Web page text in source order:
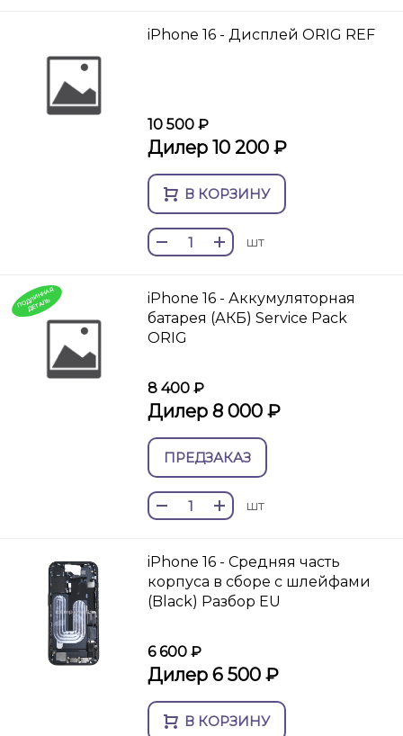
iPhone 16 - Дисплей ORIG REF
10 500 ₽
Дилер 10 200 ₽
В КОРЗИНУ
шт
П
О
Д
Л
И
Н
Н
А
Я
ДЕТ
А
ЛЬ
iPhone 16 - Аккумуляторная
батарея (АКБ) Service Pack
ORIG
8 400 ₽
Дилер 8 000 ₽
ПРЕДЗАКАЗ
шт
iPhone 16 - Средняя часть
корпуса в сборе с шлейфами
(Black) Разбор EU
6 600 ₽
Дилер 6 500 ₽
В КОРЗИНУ